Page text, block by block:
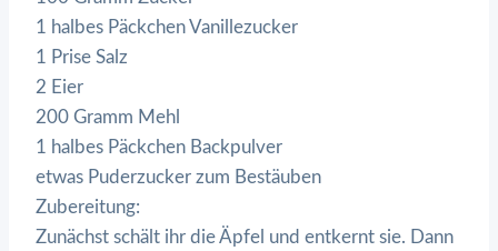
1 halbes Päckchen Vanillezucker
1 Prise Salz
2 Eier
200 Gramm Mehl
1 halbes Päckchen Backpulver
etwas Puderzucker zum Bestäuben
Zubereitung:
Zunächst schält ihr die Äpfel und entkernt sie. Dann